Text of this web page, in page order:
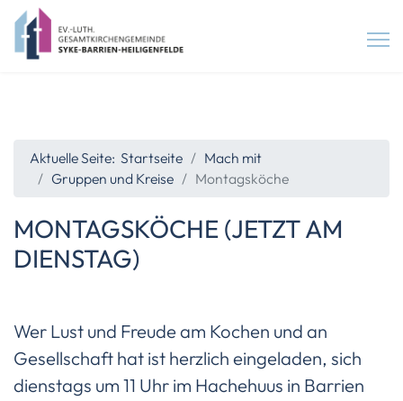
Aktuelle Seite: Startseite
Mach mit
Gruppen und Kreise
Montagsköche
MONTAGSKÖCHE (JETZT AM
DIENSTAG)
Wer Lust und Freude am Kochen und an
Gesellschaft hat ist herzlich eingeladen, sich
dienstags um 11 Uhr im Hachehuus in Barrien